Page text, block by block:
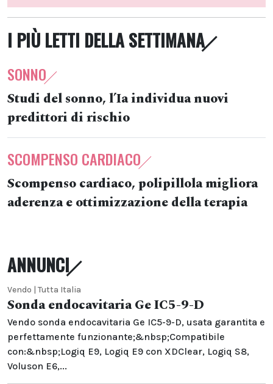
I PIÙ LETTI DELLA SETTIMANA
SONNO
Studi del sonno, l’Ia individua nuovi
predittori di rischio
SCOMPENSO CARDIACO
Scompenso cardiaco, polipillola migliora
aderenza e ottimizzazione della terapia
ANNUNCI
Vendo | Tutta Italia
Sonda endocavitaria Ge IC5-9-D
Vendo sonda endocavitaria Ge IC5-9-D, usata garantita e
perfettamente funzionante;&nbsp;Compatibile
con:&nbsp;Logiq E9, Logiq E9 con XDClear, Logiq S8,
Voluson E6,...